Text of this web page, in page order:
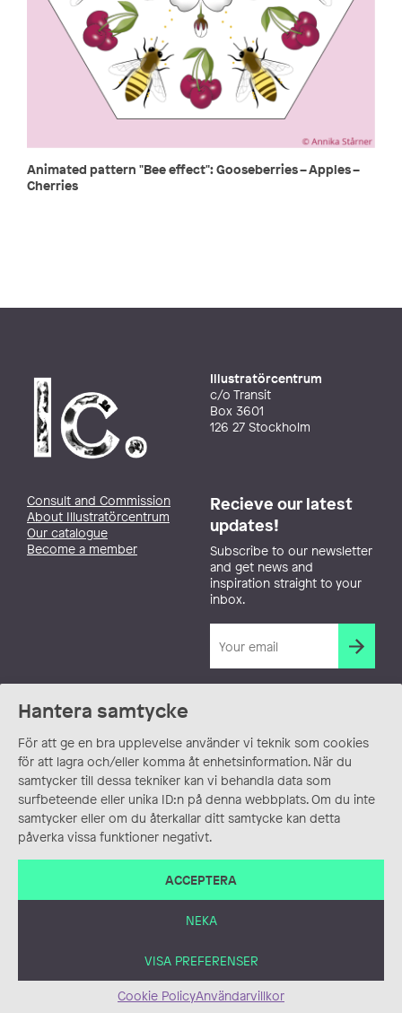
Hantera samtycke
För att ge en bra upplevelse använder vi teknik som cookies
för att lagra och/eller komma åt enhetsinformation. När du
samtycker till dessa tekniker kan vi behandla data som
surfbeteende eller unika ID:n på denna webbplats. Om du inte
samtycker eller om du återkallar ditt samtycke kan detta
påverka vissa funktioner negativt.
ACCEPTERA
NEKA
VISA PREFERENSER
Cookie PolicyAnvändarvillkor
Animated pattern "Bee effect": Gooseberries – Apples –
Cherries
Illustratörcentrum
c/o Transit
Box 3601
126 27 Stockholm
Consult and Commission
About Illustratörcentrum
Our catalogue
Become a member
Recieve our latest
updates!
Subscribe to our newsletter
and get news and
inspiration straight to your
inbox.
ANVÄNDARVILLKOR